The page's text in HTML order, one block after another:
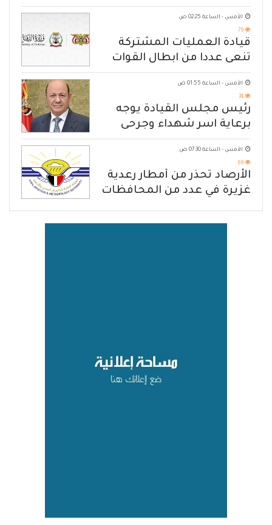
الأمس - الساعة 02:25 ص
79
قيادة العمليات المشتركة
تنعى عددا من ابطال القوات
المسلحة
الأمس - الساعة 01:55 ص
74
رئيس مجلس القيادة يوجه
برعاية اسر شهداء وجرحى
الهجوم الإرهابي الحوثي والرد
الحازم على مصدر التهديد
الأمس - الساعة 07:30 ص
69
الأرصاد تحذّر من أمطار رعدية
غزيرة في عدد من المحافظات